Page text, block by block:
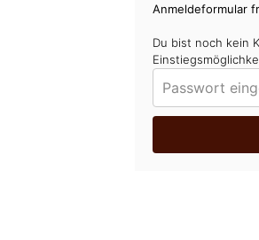
Anmeldeformular
Du bist noch kein